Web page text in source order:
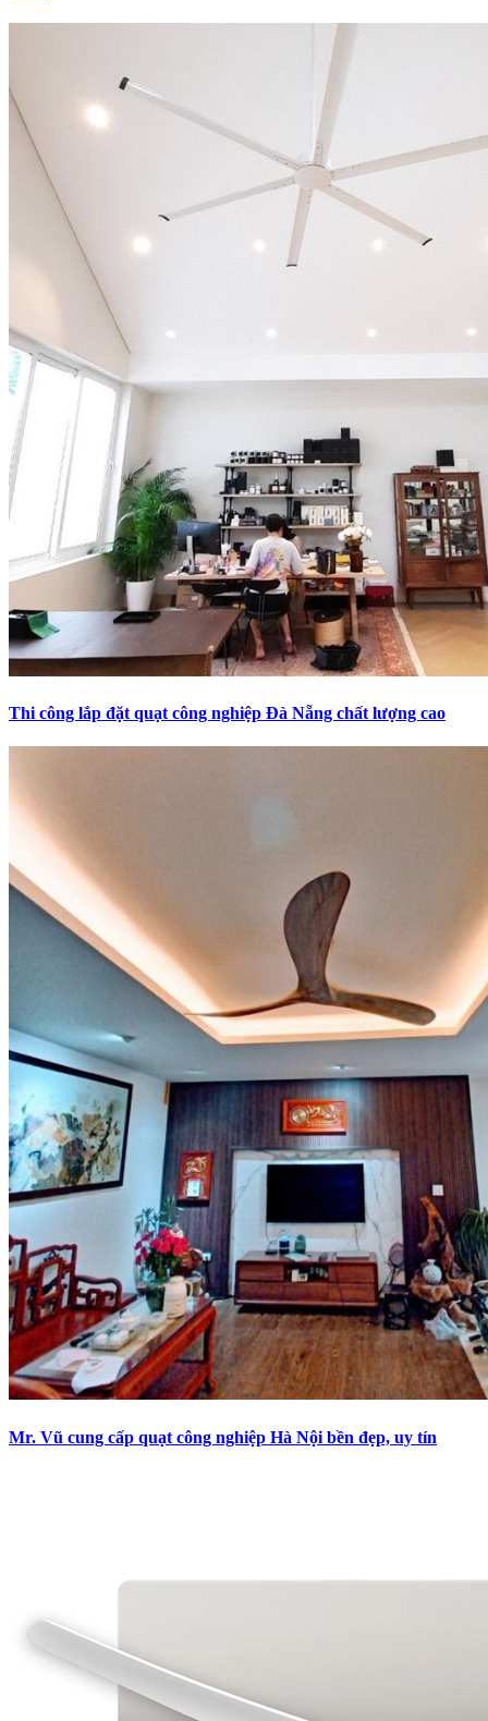
Thi công lắp đặt quạt công nghiệp Đà Nẵng chất lượng cao
Mr. Vũ cung cấp quạt công nghiệp Hà Nội bền đẹp, uy tín